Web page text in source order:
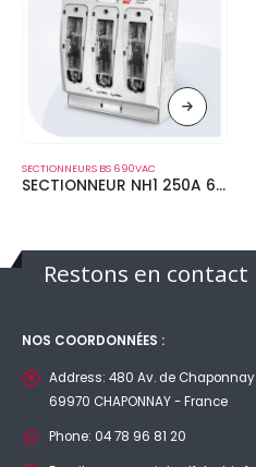
SECTIONNEURS BS 690VAC
SECTIONNEUR NH1 250A 690V
Restons en contact
NOS COORDONNÉES :
Address: 480 Av. de Chaponnay
69970 CHAPONNAY - France
Phone: 04 78 96 81 20